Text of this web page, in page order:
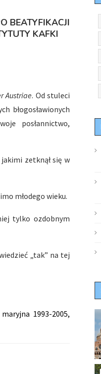
BEATYFIKACJI
KAFKI
Austriae. Od stuleci
błogosławionych
posłannictwo,
zetknął się w
młodego wieku.
tylko ozdobnym
„tak” na tej
1993-2005,